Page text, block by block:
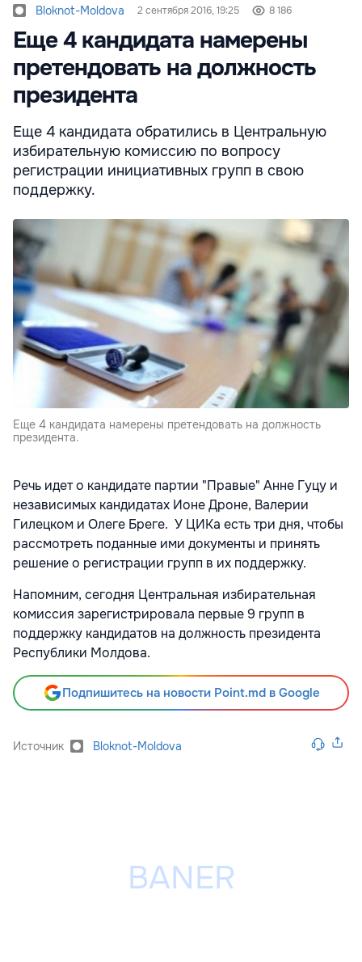
Bloknot-Moldova 2 сентября 2016, 19:25 8 186
Еще 4 кандидата намерены
претендовать на должность
президента
Еще 4 кандидата обратились в Центральную
избирательную комиссию по вопросу
регистрации инициативных групп в свою
поддержку.
Еще 4 кандидата намерены претендовать на должность
президента.
Речь идет о кандидате партии "Правые" Анне Гуцу и
независимых кандидатах Ионе Дроне, Валерии
Гилецком и Олеге Бреге. У ЦИКа есть три дня, чтобы
рассмотреть поданные ими документы и принять
решение о регистрации групп в их поддержку.
Напомним, сегодня Центральная избирательная
комиссия зарегистрировала первые 9 групп в
поддержку кандидатов на должность президента
Республики Молдова.
Подпишитесь на новости Point.md в Google
Источник Bloknot-Moldova